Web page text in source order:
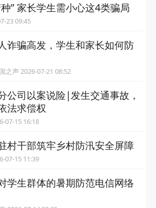
” 家长学生需小心这4类骗局
2026-07-23 09:45
诈骗高发，学生和家长如何防
中央广播电视总台中国之声 2026-07-21 08:52
公司以案说险|发生交通事故，
法求偿权
半岛网 2026-07-15 16:18
村干部筑牢乡村防汛安全屏障
半岛网 2026-07-15 11:39
学生群体的暑期防范电信网络